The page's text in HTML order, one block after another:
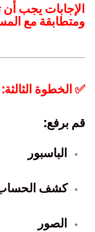
الإجابات يجب
ومتطابقة مع
✅ الخطوة
قم برفع:
الباسبور
كشف
الصور